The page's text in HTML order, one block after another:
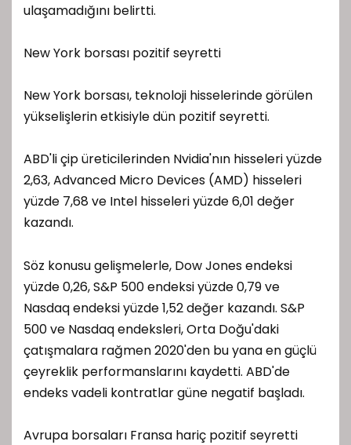
ulaşamadığını belirtti.
New York borsası pozitif seyretti
New York borsası, teknoloji hisselerinde görülen
yükselişlerin etkisiyle dün pozitif seyretti.
ABD'li çip üreticilerinden Nvidia'nın hisseleri yüzde
2,63, Advanced Micro Devices (AMD) hisseleri
yüzde 7,68 ve Intel hisseleri yüzde 6,01 değer
kazandı.
Söz konusu gelişmelerle, Dow Jones endeksi
yüzde 0,26, S&P 500 endeksi yüzde 0,79 ve
Nasdaq endeksi yüzde 1,52 değer kazandı. S&P
500 ve Nasdaq endeksleri, Orta Doğu'daki
çatışmalara rağmen 2020'den bu yana en güçlü
çeyreklik performanslarını kaydetti. ABD'de
endeks vadeli kontratlar güne negatif başladı.
Avrupa borsaları Fransa hariç pozitif seyretti